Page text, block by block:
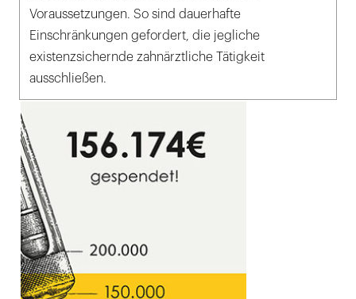
Voraussetzungen. So sind dauerhafte
Einschränkungen gefordert, die jegliche
existenzsichernde zahnärztliche Tätigkeit
ausschließen.